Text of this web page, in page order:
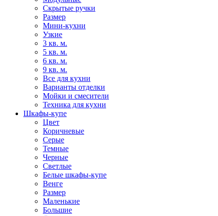
Скрытые ручки
Размер
Мини-кухни
Узкие
3 кв. м.
5 кв. м.
6 кв. м.
9 кв. м.
Все для кухни
Варианты отделки
Мойки и смесители
Техника для кухни
Шкафы-купе
Цвет
Коричневые
Серые
Темные
Черные
Светлые
Белые шкафы-купе
Венге
Размер
Маленькие
Большие